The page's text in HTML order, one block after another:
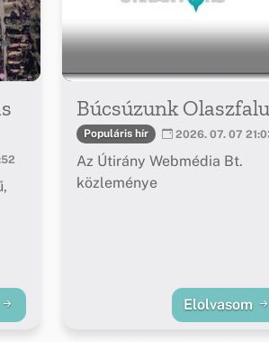
Búcsúzunk Olaszfalu
Populáris hír 2026. 07. 07
Az Útirány Webmédia Bt.
közleménye
Elolvasom